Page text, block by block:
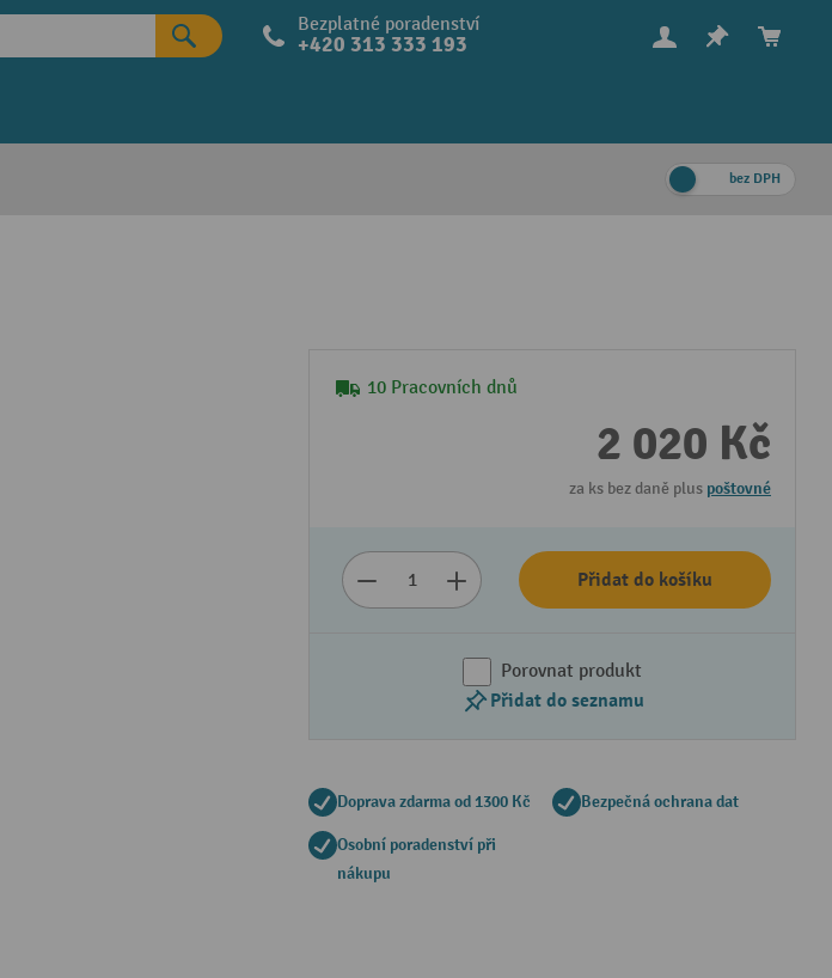
Bezplatné poradenství
+420 313 333 193
bez DPH
10 Pracovních dnů
2 020 Kč
za ks bez daně plus poštovné
Přidat do košíku
Porovnat produkt
Přidat do seznamu
Doprava zdarma od 1300 Kč Bezpečná ochrana dat
Osobní poradenství při
nákupu